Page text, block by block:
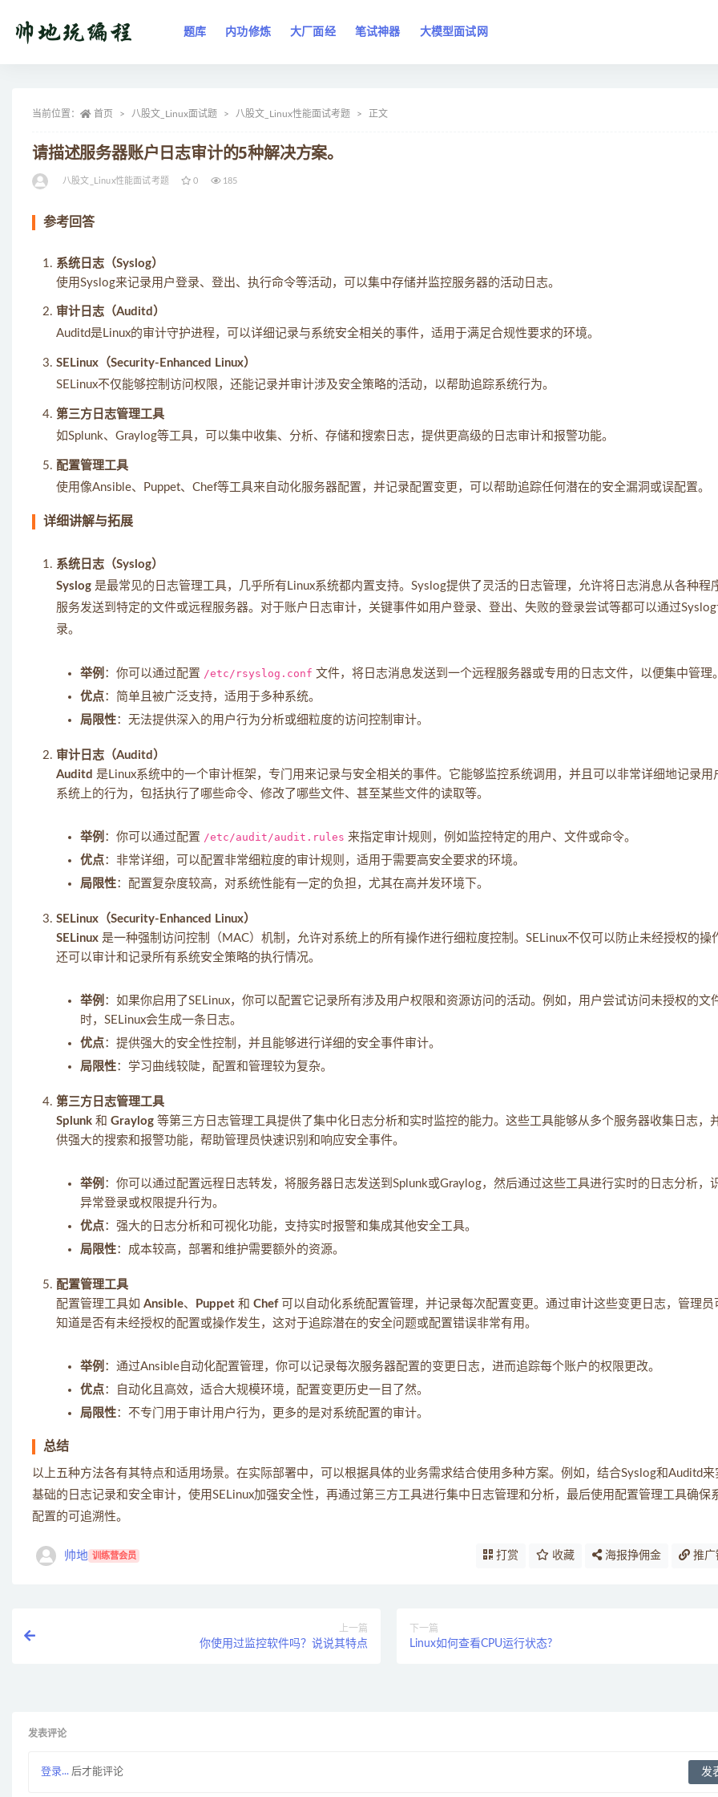
题库 内功修炼 大厂面经 笔试神器 大模型面试网
当前位置： 首页 八股文_Linux面试题 八股文_Linux性能面试考题 正文
请描述服务器账户日志审计的5种解决方案。
八股文_Linux性能面试考题 0 185
参考回答
系统日志（Syslog）
使用Syslog来记录用户登录、登出、执行命令等活动，可以集中存储并监控服务器的活动日志。
审计日志（Auditd）
Auditd是Linux的审计守护进程，可以详细记录与系统安全相关的事件，适用于满足合规性要求的环境。
SELinux（Security-Enhanced Linux）
SELinux不仅能够控制访问权限，还能记录并审计涉及安全策略的活动，以帮助追踪系统行为。
第三方日志管理工具
如Splunk、Graylog等工具，可以集中收集、分析、存储和搜索日志，提供更高级的日志审计和报警功能。
配置管理工具
使用像Ansible、Puppet、Chef等工具来自动化服务器配置，并记录配置变更，可以帮助追踪任何潜在的安全漏洞或误配置。
详细讲解与拓展
系统日志（Syslog）
Syslog 是最常见的日志管理工具，几乎所有Linux系统都内置支持。Syslog提供了灵活的日志管理，允许将日志消息从各种程
服务发送到特定的文件或远程服务器。对于账户日志审计，关键事件如用户登录、登出、失败的登录尝试等都可以通过
录。
举例 ：你可以通过配置 /etc/rsyslog.conf 文件，将日志消息发送到一个远程服务器或专用的日志文件，以便集中管理。
优点：简单且被广泛支持，适用于多种系统。
局限性：无法提供深入的用户行为分析或细粒度的访问控制审计。
审计日志（Auditd）
Auditd 是Linux系统中的一个审计框架，专门用来记录与安全相关的事件。它能够监控系统调用，并且可以非常详细地记录用
系统上的行为，包括执行了哪些命令、修改了哪些文件、甚至某些文件的读取等。
举例 ：你可以通过配置 /etc/audit/audit.rules 来指定审计规则，例如监控特定的用户、文件或命令。
优点：非常详细，可以配置非常细粒度的审计规则，适用于需要高安全要求的环境。
局限性：配置复杂度较高，对系统性能有一定的负担，尤其在高并发环境下。
SELinux（Security-Enhanced Linux）
SELinux 是一种强制访问控制（MAC）机制，允许对系统上的所有操作进行细粒度控制。SELinux不仅可以防止未经授权的操
还可以审计和记录所有系统安全策略的执行情况。
举例 ：如果你启用了SELinux，你可以配置它记录所有涉及用户权限和资源访问的活动。例如，用户尝试访问未授权的文
时，SELinux会生成一条日志。
优点：提供强大的安全性控制，并且能够进行详细的安全事件审计。
局限性：学习曲线较陡，配置和管理较为复杂。
第三方日志管理工具
Splunk 和 Graylog 等第三方日志管理工具提供了集中化日志分析和实时监控的能力。这些工具能够从多个服务器收集日志，
供强大的搜索和报警功能，帮助管理员快速识别和响应安全事件。
举例 ：你可以通过配置远程日志转发，将服务器日志发送到Splunk或Graylog，然后通过这些工具进行实时的日志分析，
异常登录或权限提升行为。
优点：强大的日志分析和可视化功能，支持实时报警和集成其他安全工具。
局限性：成本较高，部署和维护需要额外的资源。
配置管理工具
配置管理工具如 Ansible、 Puppet 和 Chef可以自动化系统配置管理，并记录每次配置变更。通过审计这些变更日志，管理员
知道是否有未经授权的配置或操作发生，这对于追踪潜在的安全问题或配置错误非常有用。
举例 ：通过Ansible自动化配置管理，你可以记录每次服务器配置的变更日志，进而追踪每个账户的权限更改。
优点：自动化且高效，适合大规模环境，配置变更历史一目了然。
局限性：不专门用于审计用户行为，更多的是对系统配置的审计。
总结
以上五种方法各有其特点和适用场景。在实际部署中，可以根据具体的业务需求结合使用多种方案。例如，结合Syslog和Auditd来
基础的日志记录和安全审计，使用SELinux加强安全性，再通过第三方工具进行集中日志管理和分析，最后使用配置管理工具确保
配置的可追溯性。
帅地 训练营会员 打赏 收藏 海报挣佣金 推广
上一篇
你使用过监控软件吗？说说其特点
下一篇
Linux如何查看CPU运行状态?
发表评论
登录... 后才能评论